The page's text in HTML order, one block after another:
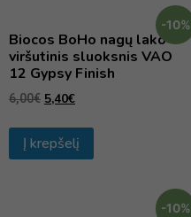
-10%
Biocos BoHo nagų lako
viršutinis sluoksnis VAO
12 Gypsy Finish
6,00€ 5,40€
Į krepšelį
-10%